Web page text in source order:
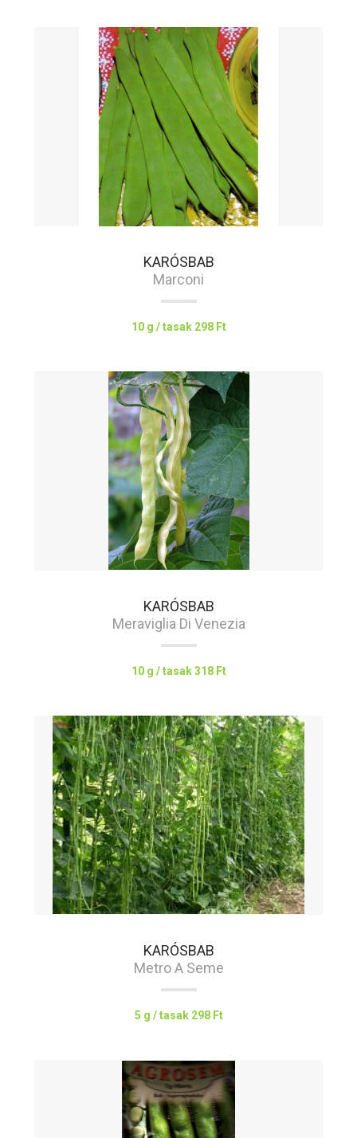
KARÓSBAB
Marconi
10 g / tasak 298 Ft
KARÓSBAB
Meraviglia Di Venezia
10 g / tasak318 Ft
KARÓSBAB
Metro A Seme
5 g / tasak 298 Ft